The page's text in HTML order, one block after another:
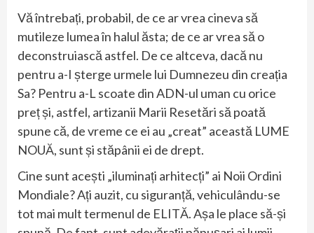
Vă întrebați, probabil, de ce ar vrea cineva să
mutileze lumea în halul ăsta; de ce ar vrea să o
deconstruiască astfel. De ce altceva, dacă nu
pentru a-I șterge urmele lui Dumnezeu din creația
Sa? Pentru a-L scoate din ADN-ul uman cu orice
preț și, astfel, artizanii Marii Resetări să poată
spune că, de vreme ce ei au „creat” această LUME
NOUĂ, sunt și stăpânii ei de drept.
Cine sunt acești „iluminați arhitecți” ai Noii Ordini
Mondiale? Ați auzit, cu siguranță, vehiculându-se
tot mai mult termenul de ELITĂ. Așa le place să-și